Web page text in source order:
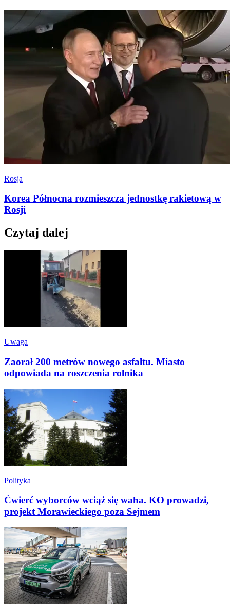
Rosja
Korea Północna rozmieszcza jednostkę rakietową w
Rosji
Czytaj dalej
Uwaga
Zaorał 200 metrów nowego asfaltu. Miasto
odpowiada na roszczenia rolnika
Polityka
Ćwierć wyborców wciąż się waha. KO prowadzi,
projekt Morawieckiego poza Sejmem